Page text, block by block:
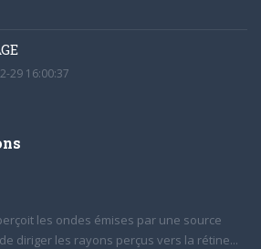
29 16:00:37
les ondes émises par une source
diriger les rayons perçus vers la rétine...